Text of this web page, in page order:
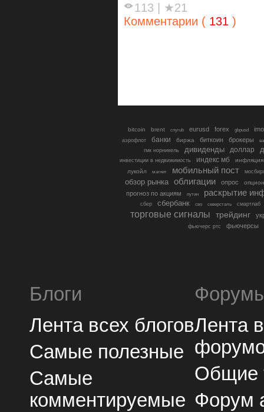
113 | ★21
Комментарии ( 131 )
bitcoin brent cnyrub eurusd forex gbpusd
аэрофлот банки биржа биткоин брокеры
гмк норникель
дивиденды доллар
инвестиции в недвижимость индекс мб
инфляция
лукойл
магнит мобильный пост
обзор рынка облигации опрос
прогноз по акциям путин раскрытие
сбер сбербанк сво северсталь смартлаб
торговые сигналы трейдинг
фьючерс ртс фьючерсы
Блоги
Лента всех блогов
Самые полезные
Самые
комментируемые
Лента
Общие
Форум